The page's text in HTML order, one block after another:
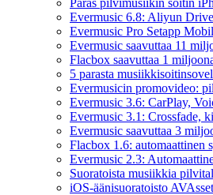
Paras pilvimusiikin soitin
Evermusic 6.8: Aliyun
Evermusic Pro Setapp
Evermusic saavuttaa 11
Flacbox saavuttaa 1
5 parasta
Evermusicin promovideo:
Evermusic 3.6: CarPlay,
Evermusic 3.1: Crossfade,
Evermusic saavuttaa 3
Flacbox 1.6: automaattinen
Evermusic 2.3:
Suoratoista musiikkia
iOS-äänisuoratoisto